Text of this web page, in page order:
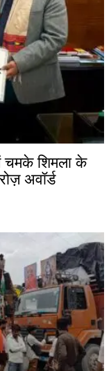
चमके शिमला के
अवॉर्ड